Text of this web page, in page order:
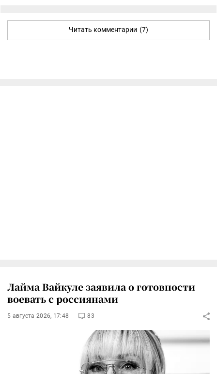
Читать комментарии (7)
Лайма Вайкуле заявила о готовности
воевать с россиянами
5 августа 2026, 17:48 83